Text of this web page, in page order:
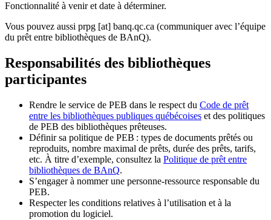
Fonctionnalité à venir et date à déterminer.
Vous pouvez aussi prpg [at] banq.qc.ca (communiquer avec l’équipe
du prêt entre bibliothèques de BAnQ).
Responsabilités des bibliothèques
participantes
Rendre le service de PEB dans le respect du Code de prêt
entre les bibliothèques publiques québécoises et des politiques
de PEB des bibliothèques prêteuses.
Définir sa politique de PEB : types de documents prêtés ou
reproduits, nombre maximal de prêts, durée des prêts, tarifs,
etc. À titre d’exemple, consultez la Politique de prêt entre
bibliothèques de BAnQ.
S’engager à nommer une personne-ressource responsable du
PEB.
Respecter les conditions relatives à l’utilisation et à la
promotion du logiciel.